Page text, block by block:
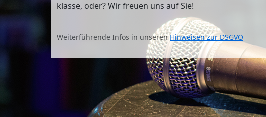
klasse, oder? Wir freuen uns auf Sie!
Weiterführende Infos in unserenHinweisen zur DSGVO